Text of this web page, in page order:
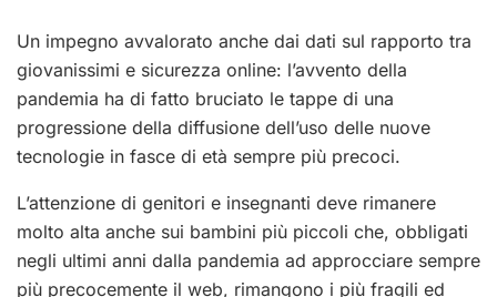
Un impegno avvalorato anche dai dati sul rapporto tra
giovanissimi e sicurezza online: l’avvento della
pandemia ha di fatto bruciato le tappe di una
progressione della diffusione dell’uso delle nuove
tecnologie in fasce di età sempre più precoci.
L’attenzione di genitori e insegnanti deve rimanere
molto alta anche sui bambini più piccoli che, obbligati
negli ultimi anni dalla pandemia ad approcciare sempre
più precocemente il web, rimangono i più fragili ed